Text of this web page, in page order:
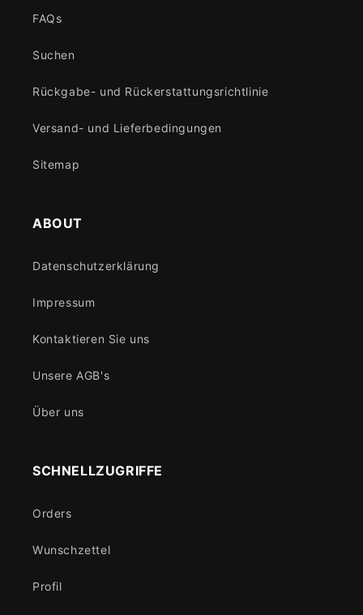
FAQs
Suchen
Rückgabe- und Rückerstattungsrichtlinie
Versand- und Lieferbedingungen
Sitemap
ABOUT
Datenschutzerklärung
Impressum
Kontaktieren Sie uns
Unsere AGB's
Über uns
SCHNELLZUGRIFFE
Orders
Wunschzettel
Profil